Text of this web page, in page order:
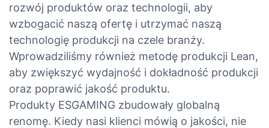
rozwój produktów oraz technologii, aby
wzbogacić naszą ofertę i utrzymać naszą
technologię produkcji na czele branży.
Wprowadziliśmy również metodę produkcji Lean,
aby zwiększyć wydajność i dokładność produkcji
oraz poprawić jakość produktu.
Produkty ESGAMING zbudowały globalną
renomę. Kiedy nasi klienci mówią o jakości, nie